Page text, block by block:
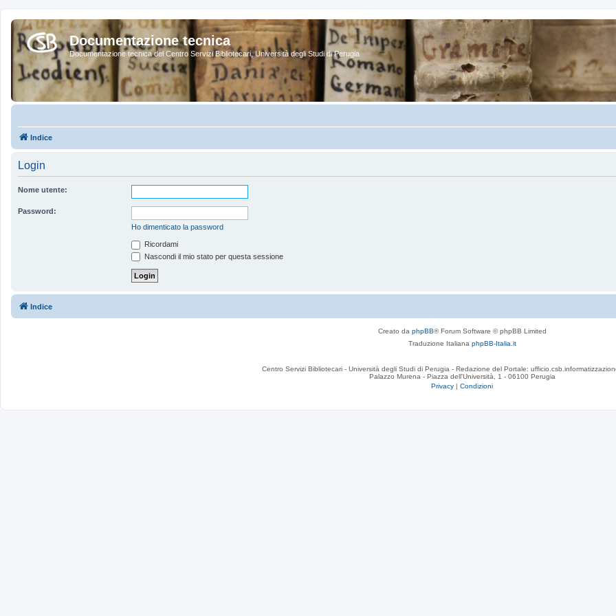
Documentazione tecnica
Documentazione tecnica del Centro Servizi Bibliotecari, Università degli Studi di Perugia
Indice
Login
Nome utente:
Password:
Ho dimenticato la password
Ricordami
Nascondi il mio stato per questa sessione
Indice
Creato da phpBB® Forum Software © phpBB Limited
Traduzione Italiana phpBB-Italia.it
Centro Servizi Bibliotecari - Università degli Studi di Perugia - Redazione del Portale:
Palazzo Murena - Piazza dell'Università, 1 - 06100 Perugia
Privacy | Condizioni